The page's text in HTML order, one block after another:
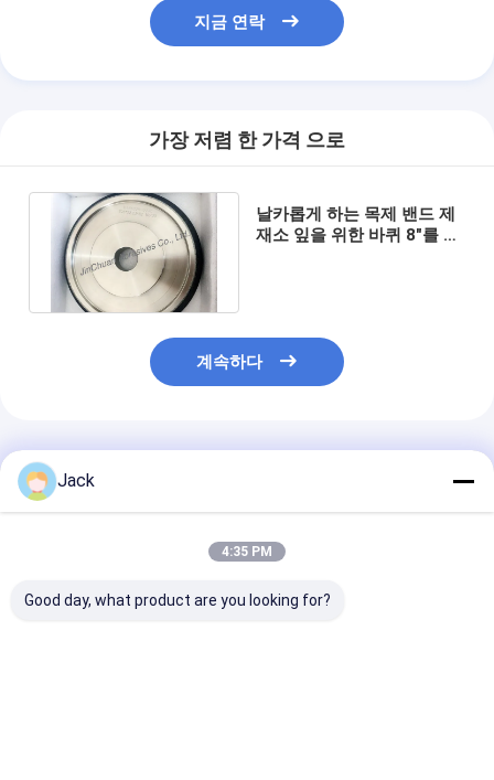
지금 연락
가장 저렴 한 가격 으로
날카롭게 하는 목제 밴드 제
재소 잎을 위한 바퀴 8"를 날
계속하다
추천된 제품
Jack
4:35 PM
Good day, what product are you looking for?